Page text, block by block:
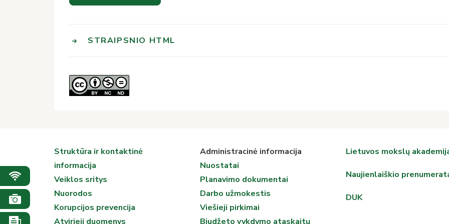
STRAIPSNIO HTML
Struktūra ir kontaktinė
informacija
Veiklos sritys
Nuorodos
Korupcijos prevencija
Atvirieji duomenys
Administracinė informacija
Nuostatai
Planavimo dokumentai
Darbo užmokestis
Viešieji pirkimai
Biudžeto vykdymo ataskaitų
Lietuvos mokslų
Naujienlaiškio
DUK